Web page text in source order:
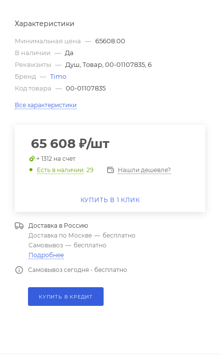
Характеристики
Минимальная цена — 65608.00
В наличии — Да
Реквизиты — Душ, Товар, 00-01107835, 6
Бренд — Timo
Код товара — 00-01107835
Все характеристики
65 608 ₽/шт
+ 1312 на счет
Есть в наличии: 29 Нашли дешевле?
КУПИТЬ В 1 КЛИК
Доставка в Россию
Доставка по Москве — бесплатно
Самовывоз — бесплатно
Подробнее
Самовывоз сегодня - бесплатно
КУПИТЬ В КРЕДИТ